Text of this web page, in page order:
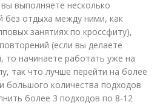
выполняете несколько
без отдыха между ними, как
занятиях по кроссфиту),
(если вы делаете
то начинаете работать уже на
так что лучше перейти на более
большого количества подходов
более 3 подходов по 8-12